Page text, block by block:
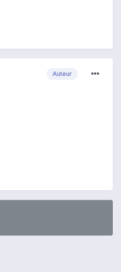
Auteur